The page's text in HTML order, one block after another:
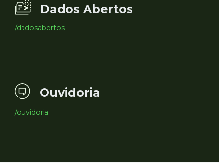
Dados Abertos
/dadosabertos
Ouvidoria
/ouvidoria